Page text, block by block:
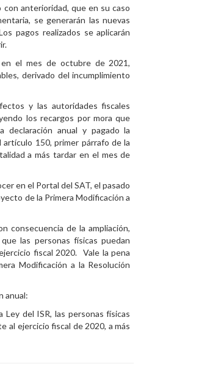
anterioridad, que en su caso
se generarán las nuevas
pagos realizados se aplicarán
el mes de octubre de 2021,
derivado del incumplimiento
y las autoridades fiscales
los recargos por mora que
declaración anual y pagado la
150, primer párrafo de la
a más tardar en el mes de
en el Portal del SAT, el pasado
de la Primera Modificación a
consecuencia de la ampliación,
las personas físicas puedan
fiscal 2020. Vale la pena
Modificación a la Resolución
anual:
del ISR, las personas físicas
al ejercicio fiscal de 2020, a más